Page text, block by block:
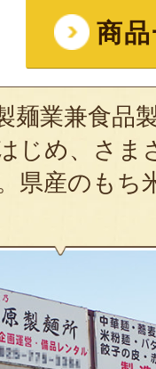
商
麺業兼食品
じめ、さま
県産のもち